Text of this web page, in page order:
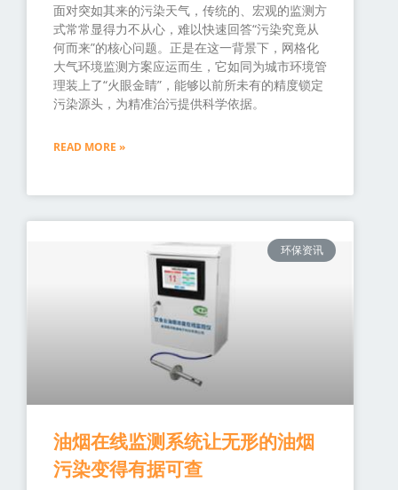
面对突如其来的污染天气，传统的、宏观的监测方
式常常显得力不从心，难以快速回答“污染究竟从
何而来”的核心问题。正是在这一背景下，网格化
大气环境监测方案应运而生，它如同为城市环境管
理装上了“火眼金睛”，能够以前所未有的精度锁定
污染源头，为精准治污提供科学依据。
READ MORE »
环保资讯
油烟在线监测系统让无形的油烟
污染变得有据可查